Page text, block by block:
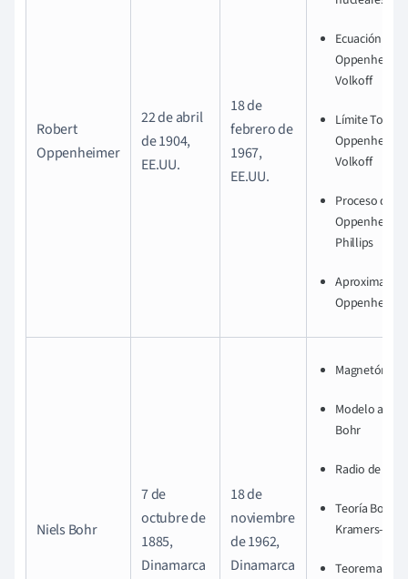
Robert
Oppenheimer
22 de abril
de 1904,
EE.UU.
18 de
febrero de
1967,
EE.UU.
Ecuación de
Volkoff
Límite
Volkoff
Proceso de
Phillips
Oppenheimer
Niels Bohr
7 de
octubre de
1885,
Dinamarca
18 de
noviembre
de 1962,
Dinamarca
Magnetón de
Modelo
Bohr
Radio de
Teoría Bohr-
Kramers-
Teorema de